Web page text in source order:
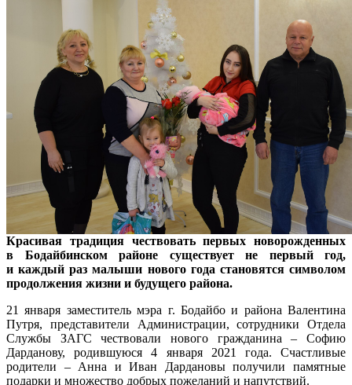
Красивая традиция чествовать первых новорожденных
в Бодайбинском районе существует не первый год,
и каждый раз малыши нового года становятся символом
продолжения жизни и будущего района.
21 января заместитель мэра г. Бодайбо и района Валентина
Путря, представители Администрации, сотрудники Отдела
Службы ЗАГС чествовали нового гражданина – Софию
Дарданову, родившуюся 4 января 2021 года. Счастливые
родители – Анна и Иван Дардановы получили памятные
подарки и множество добрых пожеланий и напутствий.